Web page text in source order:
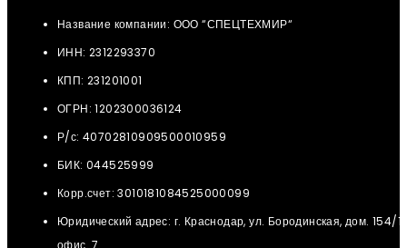
Название компании: ООО “СПЕЦТЕХМИР“
ИНН: 2312293370
КПП: 231201001
ОГРН: 1202300036124
Р/с: 40702810909500010959
БИК: 044525999
Корр.счет: 3010181084525000099
Юридический адрес: г. Краснодар, ул. Бородинская, дом. 154/
офис. 7